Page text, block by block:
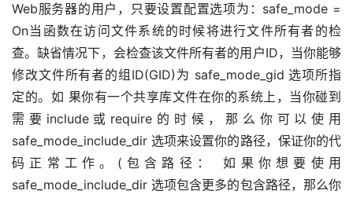
Web服务器的用户，只要设置配置选项为：safe_mode =
On当函数在访问文件系统的时候将进行文件所有者的检
查。缺省情况下，会检查该文件所有者的用户ID，当你能够
修改文件所有者的组ID(GID)为 safe_mode_gid 选项所指
定的。如 果你有一个共享库文件在你的系统上，当你碰到
需要include或require的时候，那么你可以使用
safe_mode_include_dir 选项来设置你的路径，保证你的代
码正常工作。(包含路径： 如果你想要使用
safe_mode_include_dir 选项包含更多的包含路径，那么你